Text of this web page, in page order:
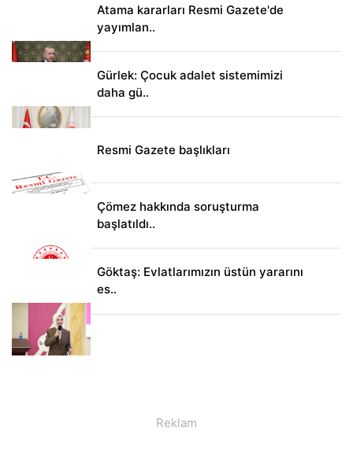
Atama kararları Resmi Gazete'de
yayımlan..
Gürlek: Çocuk adalet sistemimizi
daha gü..
Resmi Gazete başlıkları
Çömez hakkında soruşturma
başlatıldı..
Göktaş: Evlatlarımızın üstün yararını
es..